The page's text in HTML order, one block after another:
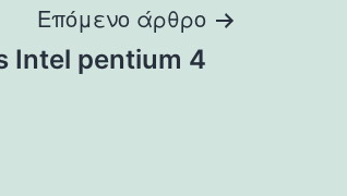
Επόμενο άρθρο
Intel pentium 4